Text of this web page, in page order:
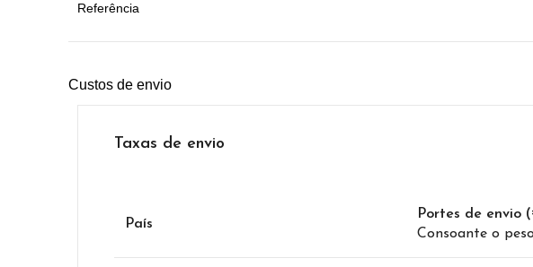
Referência
Custos de envio
Taxas de envio
País
Portes de envio
Consoante o